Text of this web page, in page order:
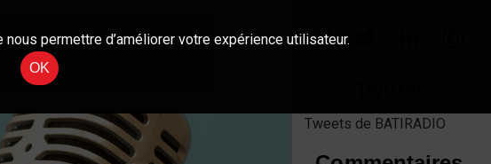
Tweets de BATIRADIO
permettre d’améliorer votre expérience utilisateur.
OK